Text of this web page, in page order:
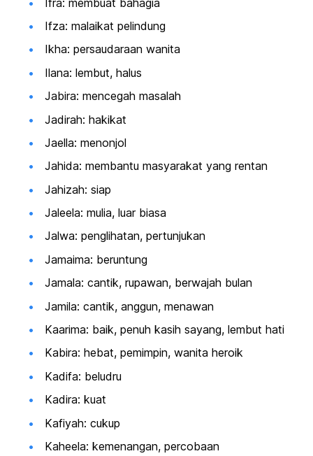
Ifza: malaikat pelindung
Ikha: persaudaraan wanita
Ilana: lembut, halus
Jabira: mencegah masalah
Jadirah: hakikat
Jaella: menonjol
Jahida: membantu masyarakat yang rentan
Jahizah: siap
Jaleela: mulia, luar biasa
Jalwa: penglihatan, pertunjukan
Jamaima: beruntung
Jamala: cantik, rupawan, berwajah bulan
Jamila: cantik, anggun, menawan
Kaarima: baik, penuh kasih sayang, lembut hati
Kabira: hebat, pemimpin, wanita heroik
Kadifa: beludru
Kadira: kuat
Kafiyah: cukup
Kaheela: kemenangan, percobaan